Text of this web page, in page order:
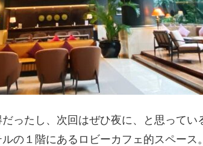
ったし、次回はぜひ夜に、と思ってい
の１階にあるロビーカフェ的スペー